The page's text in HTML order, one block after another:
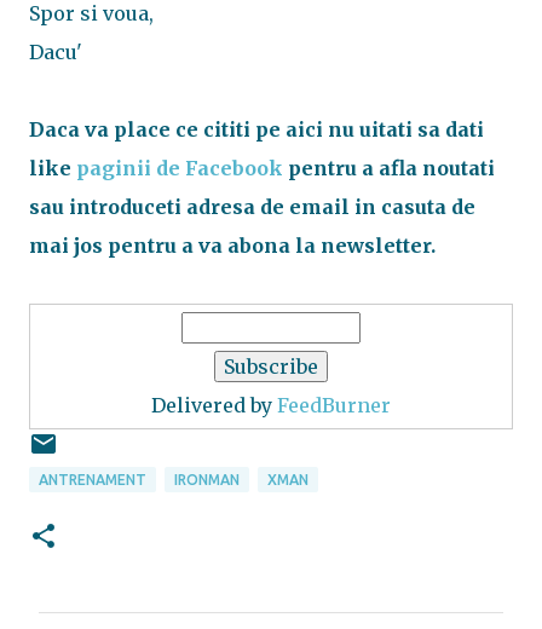
Spor si voua,
Dacu'
Daca va place ce cititi pe aici nu uitati sa dati
like paginii de Facebook pentru a afla noutati
sau introduceti adresa de email in casuta de
mai jos pentru a va abona la newsletter.
Delivered by FeedBurner
ANTRENAMENT IRONMAN XMAN